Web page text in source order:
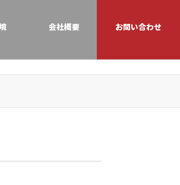
会社概要 お問い合わせ